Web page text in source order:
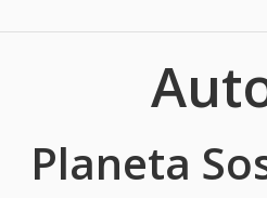
Planeta